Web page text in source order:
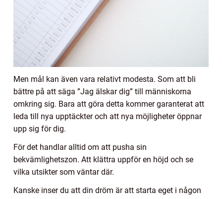
Men mål kan även vara relativt modesta. Som att bli
bättre på att säga ”Jag älskar dig” till människorna
omkring sig. Bara att göra detta kommer garanterat att
leda till nya upptäckter och att nya möjligheter öppnar
upp sig för dig.
För det handlar alltid om att pusha sin
bekvämlighetszon. Att klättra uppför en höjd och se
vilka utsikter som väntar där.
Kanske inser du att din dröm är att starta eget i någon